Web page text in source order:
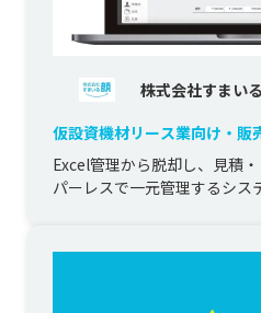
株式会社すまい
仮設資機材リース業向け・販
導入による業務一元管理
Excel管理から脱却し、見積
パーレスで一元管理するシス